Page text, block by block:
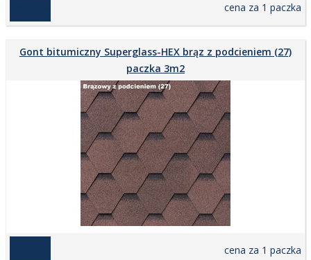
cena za 1 paczka
Gont bitumiczny Superglass-HEX brąz z podcieniem (27)
paczka 3m2
cena za 1 paczka